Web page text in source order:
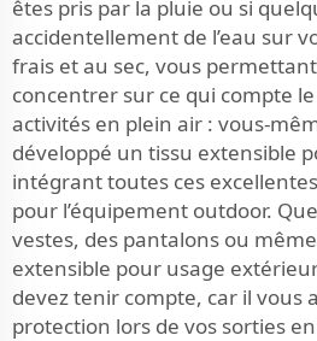
êtes pris par la pluie ou si
accidentellement de l’eau sur
frais et au sec, vous
concentrer sur ce qui compte
activités en plein air : vous-
développé un tissu extensible
intégrant toutes ces
pour l’équipement outdoor.
vestes, des pantalons ou
extensible pour usage
devez tenir compte, car il vous
protection lors de vos sorties